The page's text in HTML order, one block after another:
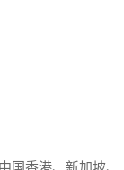
香港、新加坡、